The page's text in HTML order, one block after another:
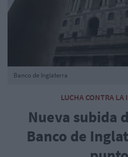
LUCHA CONTRA LA
Nueva subida
Banco de
Banco de Inglaterra